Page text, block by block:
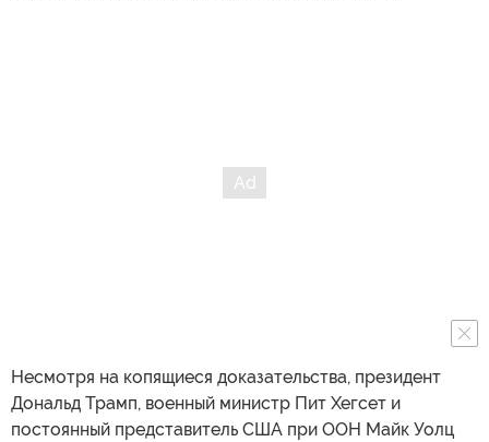
Несмотря на копящиеся доказательства, президент
Дональд Трамп, военный министр Пит Хегсет и
постоянный представитель США при ООН Майк Уолц